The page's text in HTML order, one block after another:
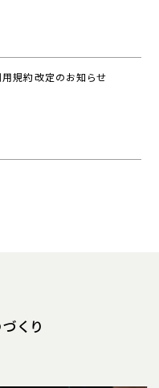
規約改定のお知らせ
くり